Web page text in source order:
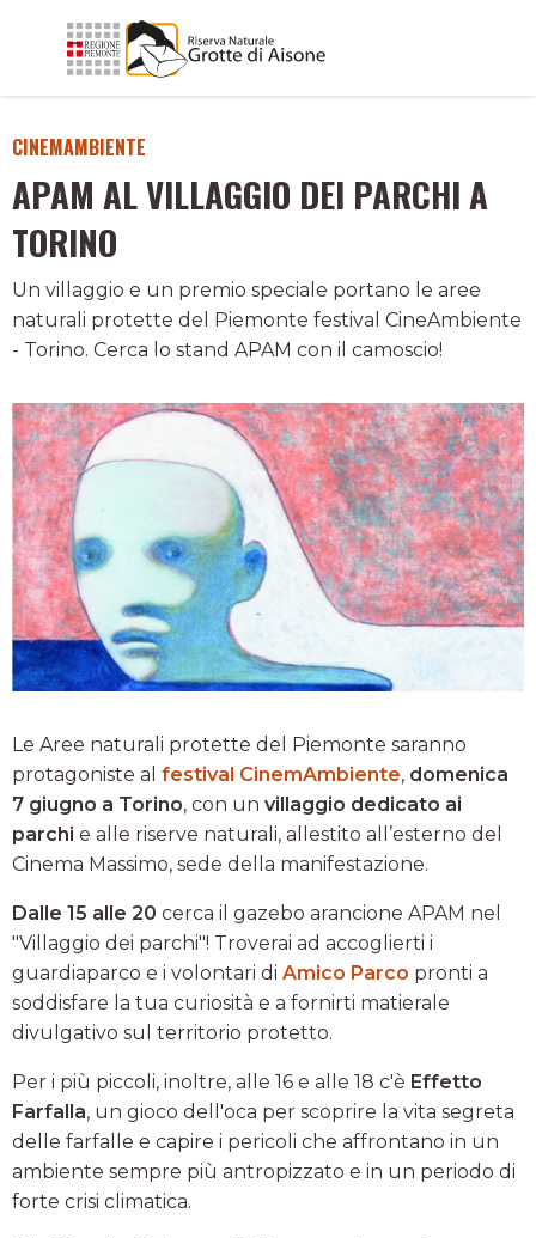
CINEMAMBIENTE
APAM AL VILLAGGIO DEI PARCHI A
TORINO
Un villaggio e un premio speciale portano le aree
naturali protette del Piemonte festival CineAmbiente
- Torino. Cerca lo stand APAM con il camoscio!
Le Aree naturali protette del Piemonte saranno
protagoniste al festival CinemAmbiente, domenica
7 giugno a Torino, con un villaggio dedicato ai
parchi e alle riserve naturali, allestito all’esterno del
Cinema Massimo, sede della manifestazione.
Dalle 15 alle 20 cerca il gazebo arancione APAM nel
"Villaggio dei parchi"! Troverai ad accoglierti i
guardiaparco e i volontari di Amico Parco pronti a
soddisfare la tua curiosità e a fornirti matierale
divulgativo sul territorio protetto.
Per i più piccoli, inoltre, alle 16 e alle 18 c'è Effetto
Farfalla, un gioco dell'oca per scoprire la vita segreta
delle farfalle e capire i pericoli che affrontano in un
ambiente sempre più antropizzato e in un periodo di
forte crisi climatica.